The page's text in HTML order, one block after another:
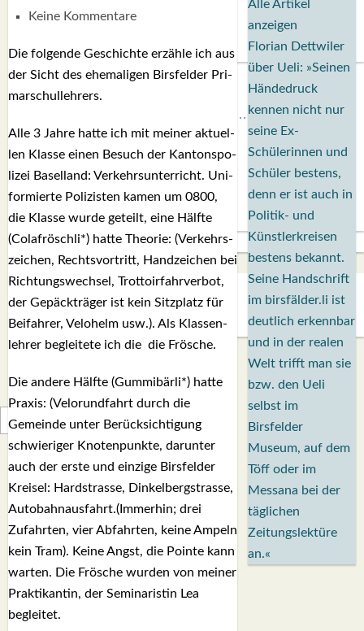
BIRS­FEL­DEN
SCHWEIZ
TYPISCH BIRSFÄLDER.LI
MATTIELLO
RUDOLF BUSS­MANN LIEST…
ADVÄNTSKALÄNDER.LI
OSCHTERHÄS.LI
PFINGST­SPATZ
RENÉ REGEN­ASS LIEST…
ECK­HARDS LYRIK­ECKE
IN EIGE­NER SACHE
SO GOOT’S
SPIEL­RE­GELN
DO-IT-YOUR­S­ELF
BIRSFÄLDER.LI-ABO
SHOUT­BOX
Keine Kommentare
Die fol­gen­de Geschich­te erzäh­le ich aus
der Sicht des ehe­ma­li­gen Birs­fel­der Pri­
mar­schul­leh­rers.
Alle 3 Jah­re hat­te ich mit mei­ner aktu­el­
len Klas­se einen Besuch der Kan­tons­po­
li­zei Basel­land: Ver­kehrs­un­ter­richt. Uni­
for­mier­te Poli­zis­ten kamen um 0800,
die Klas­se wur­de geteilt, eine Hälf­te
(Colaf­rösch­li*) hat­te Theo­rie: (Ver­kehrs­
zei­chen, Rechts­vor­tritt, Hand­zei­chen bei
Rich­tungs­wech­sel, Trot­toir­fahr­ver­bot,
der Gepäck­trä­ger ist kein Sitz­platz für
Bei­fah­rer, Velo­helm usw.). Als Klas­sen­
leh­rer beglei­te­te ich die die Frö­sche.
Die ande­re Hälf­te (Gum­mi­bär­li*) hat­te
Pra­xis: (Velor­und­fahrt durch die
Gemein­de unter Berück­sich­ti­gung
schwie­ri­ger Kno­ten­punk­te, dar­un­ter
auch der ers­te und ein­zi­ge Birs­fel­der
Krei­sel: Hard­stras­se, Din­kel­berg­stras­se,
Autobahnausfahrt.(Immerhin; drei
Zufahr­ten, vier Abfahr­ten, kei­ne Ampeln
kein Tram). Kei­ne Angst, die Poin­te kann
war­ten. Die Frö­sche wur­den von mei­ner
Prak­ti­kan­tin, der Semi­na­ris­tin Lea
beglei­tet.
Alle Artikel
anzeigen
Florian Dettwiler
über Ueli: »Seinen
Händedruck
kennen nicht nur
seine Ex-
Schülerinnen und
Schüler bestens,
denn er ist auch in
Politik- und
Künstlerkreisen
bestens bekannt.
Seine Handschrift
im birsfälder.li ist
deutlich erkennbar
und in der realen
Welt trifft man sie
bzw. den Ueli
selbst im
Birsfelder
Museum, auf dem
Töff oder im
Messana bei der
täglichen
Zeitungslektüre
an.«